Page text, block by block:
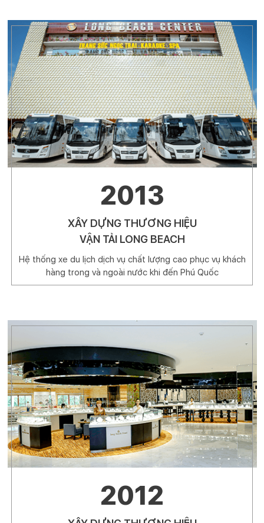
2013
XÂY DỰNG THƯƠNG HIỆU
VẬN TẢI LONG BEACH
Hệ thống xe du lịch dịch vụ chất lượng cao phục vụ khách
hàng trong và ngoài nước khi đến Phú Quốc
2012